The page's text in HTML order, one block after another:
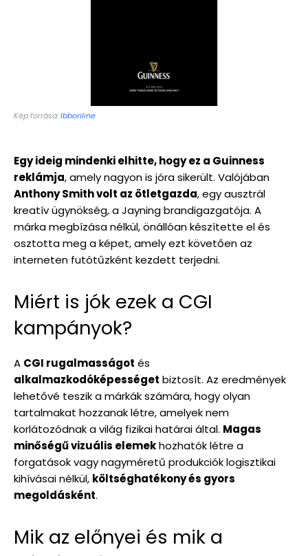
Kép forrása: lbbonline
Egy ideig mindenki elhitte, hogy ez a Guinness
reklámja, amely nagyon is jóra sikerült. Valójában
Anthony Smith volt az ötletgazda, egy ausztrál
kreatív ügynökség, a Jayning brandigazgatója. A
márka megbízása nélkül, önállóan készítette el és
osztotta meg a képet, amely ezt követően az
interneten futótűzként kezdett terjedni.
Miért is jók ezek a CGI
kampányok?
A CGI rugalmasságot és
alkalmazkodóképességet biztosít. Az eredmények
lehetővé teszik a márkák számára, hogy olyan
tartalmakat hozzanak létre, amelyek nem
korlátozódnak a világ fizikai határai által. Magas
minőségű vizuális elemekhozhatók létre a
forgatások vagy nagyméretű produkciók logisztikai
kihívásai nélkül, költséghatékony és gyors
megoldásként.
Mik az előnyei és mik a